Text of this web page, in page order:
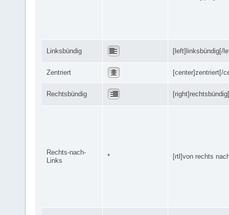
Linksbündig [left]linksbündig[/
Zentriert [center]zentriert[/
Rechtsbündig
Rechts-nach-
Links
* [rtl]von rechts